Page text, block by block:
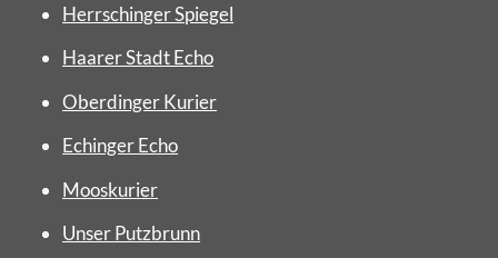
Herrschinger Spiegel
Haarer Stadt Echo
Oberdinger Kurier
Echinger Echo
Mooskurier
Unser Putzbrunn